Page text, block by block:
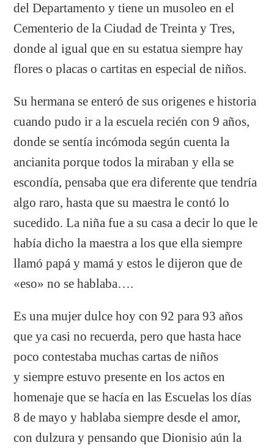
del Departamento y tiene un musoleo en el
Cementerio de la Ciudad de Treinta y Tres,
donde al igual que en su estatua siempre hay
flores o placas o cartitas en especial de niños.
Su hermana se enteró de sus origenes e historia
cuando pudo ir a la escuela recién con 9 años,
donde se sentía incómoda según cuenta la
ancianita porque todos la miraban y ella se
escondía, pensaba que era diferente que tendría
algo raro, hasta que su maestra le contó lo
sucedido. La niña fue a su casa a decir lo que le
había dicho la maestra a los que ella siempre
llamó papá y mamá y estos le dijeron que de
«eso» no se hablaba….
Es una mujer dulce hoy con 92 para 93 años
que ya casi no recuerda, pero que hasta hace
poco contestaba muchas cartas de niños
y siempre estuvo presente en los actos en
homenaje que se hacía en las Escuelas los días
8 de mayo y hablaba siempre desde el amor,
con dulzura y pensando que Dionisio aún la